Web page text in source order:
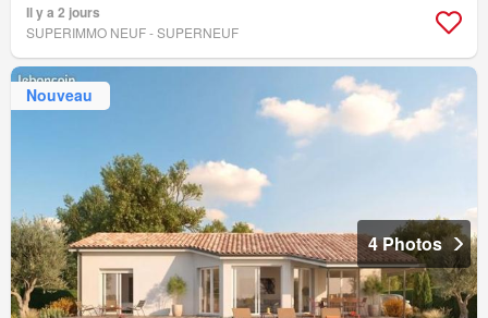
Il y a 2 jours
SUPERIMMO NEUF - SUPERNEUF
Nouveau
4 Photos